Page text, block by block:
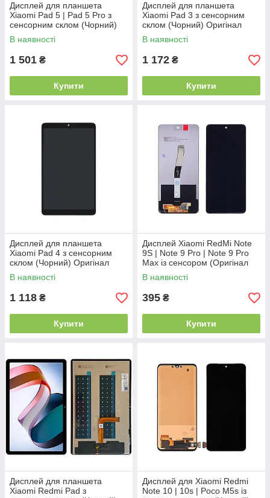
Дисплей для планшета
Xiaomi Pad 5 | Pad 5 Pro з
сенсорним склом (Чорний)
Оригінал Китай
В наявності
1 501 ₴
Купити
Дисплей для планшета
Xiaomi Pad 3 з сенсорним
склом (Чорний) Оригінал
Китай
В наявності
1 172 ₴
Купити
Дисплей для планшета
Xiaomi Pad 4 з сенсорним
склом (Чорний) Оригінал
Китай
В наявності
1 118 ₴
Купити
Дисплей Xiaomi RedMi Note
9S | Note 9 Pro | Note 9 Pro
Max із сенсором (Оригінал
Китай)
В наявності
395 ₴
Купити
Дисплей для планшета
Xiaomi Redmi Pad з
Дисплей для Xiaomi Redmi
Note 10 | 10s | Poco M5s із